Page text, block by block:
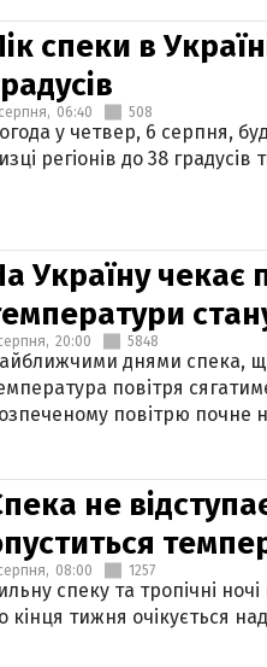
спеки в
06:40 508
у четвер, 6 серпня,
регіонів до 38 градусів
Україну чекає
20:00 5848
днями спека,
повітря
повітрю почне
не
08:00 1257
спеку та тропічні
кінця тижня очікується